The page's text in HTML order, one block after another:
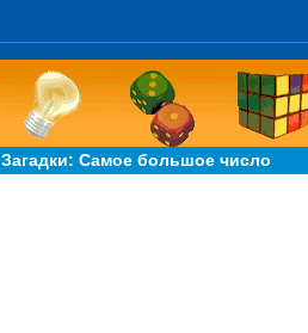
Самое большое число